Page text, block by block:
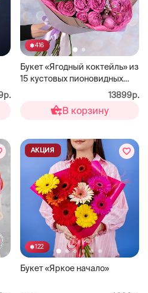
416
Букет «Ягодный коктейль» из
15 кустовых пионовидных
13899р.
В корзину
122
Букет «Яркое начало»
АКЦИЯ